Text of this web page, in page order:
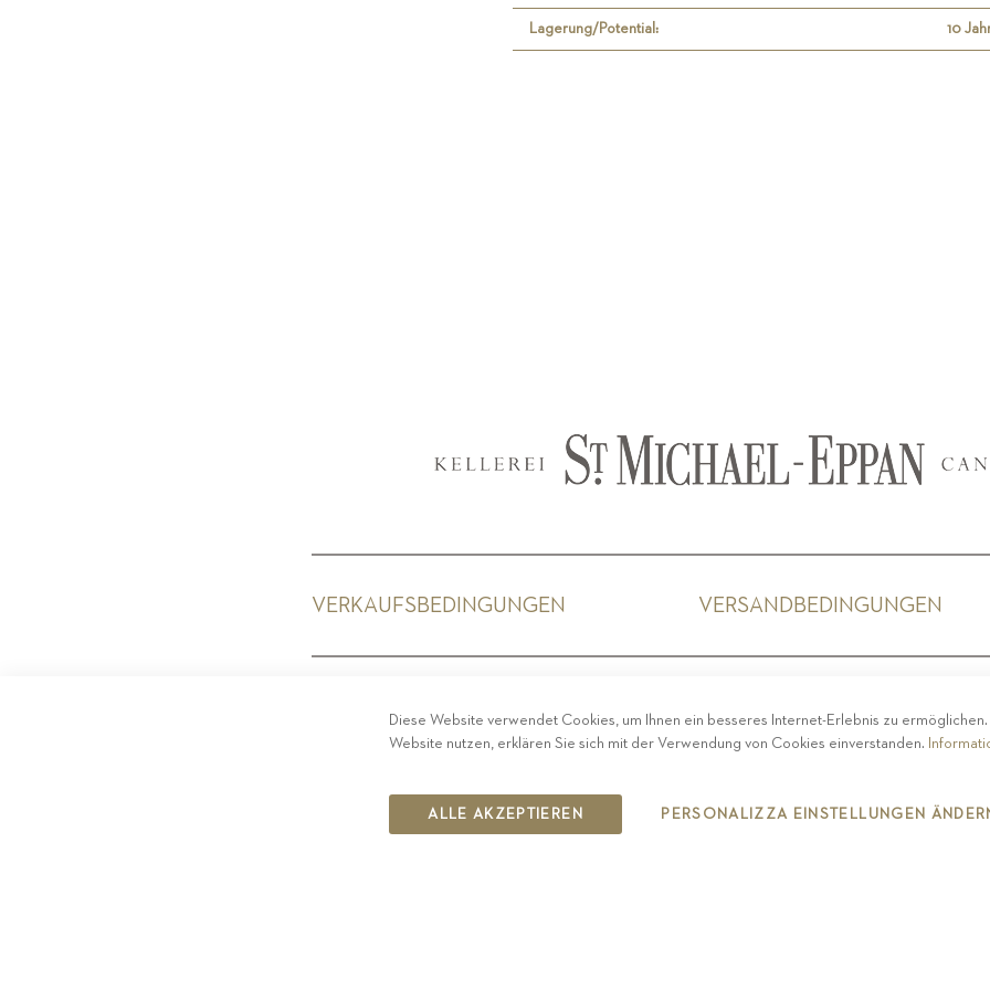
Lagerung/Potential: 10
VERKAUFSBEDINGUNGEN VERSANDBEDINGUNGEN
COPYRIGHT 2019 ST.MICHAEL - EPPAN
Diese Website verwendet Cookies, um Ihnen ein besseres Internet-Erlebnis zu
Website nutzen, erklären Sie sich mit der Verwendung von Cookies einverstanden.
ALLE AKZEPTIEREN PERSONALIZZA EINSTELLUNGEN